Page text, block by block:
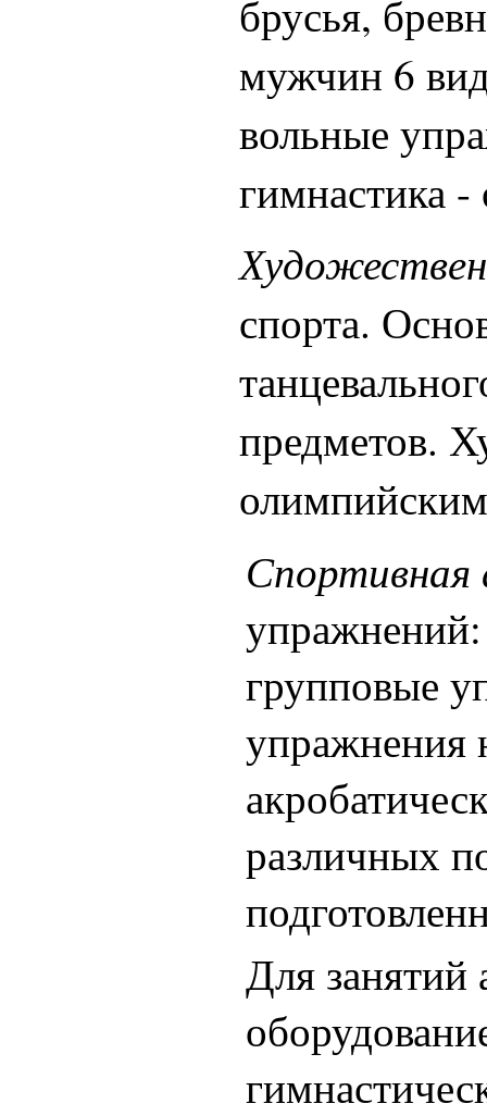
брусья,
мужчин 6
вольные
гимнастика
спорта.
предметов.
Спортивная
групповые
упражнения
различных
Для занятий